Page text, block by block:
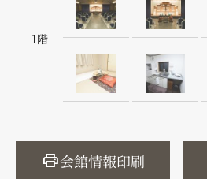
1階
print会館情報印刷